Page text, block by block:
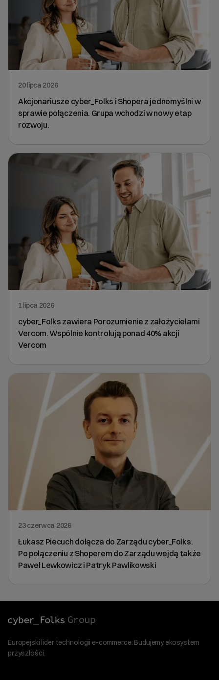
20 lipca 2026
Akcjonariusze cyber_Folks i Shopera jednomyślni w
sprawie połączenia. Grupa wchodzi w nowy etap
rozwoju.
1 lipca 2026
cyber_Folks zawiera Porozumienie z założycielami
Vercom. Wspólnie kontrolują ponad 40% akcji
Vercom
23 czerwca 2026
Łukasz Piecuch dołącza do Zarządu cyber_Folks.
Po połączeniu z Shoperem do Zarządu wejdą także
Paweł Lewkowicz i Patryk Pawlikowski
Europejski lider technologii e-commerce. Budujemy ekosystem
przyszłości.